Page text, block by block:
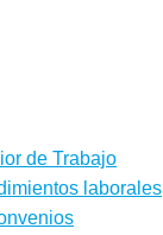
de Trabajo
laborales